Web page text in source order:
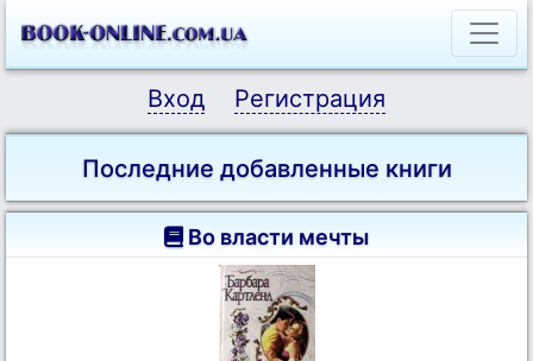
Вход Регистрация
Последние добавленные книги
Во власти мечты